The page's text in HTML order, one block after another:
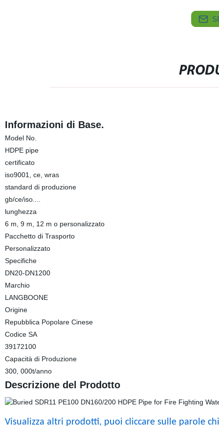
Informazioni di Base.
Model No.
HDPE pipe
certificato
iso9001, ce, wras
standard di produzione
gb/ce/iso....
lunghezza
6 m, 9 m, 12 m o personalizzato
Pacchetto di Trasporto
Personalizzato
Specifiche
DN20-DN1200
Marchio
LANGBOONE
Origine
Repubblica Popolare Cinese
Codice SA
39172100
Capacità di Produzione
300, 000t/anno
Descrizione del Prodotto
Visualizza altri prodotti, puoi cliccare sulle parole